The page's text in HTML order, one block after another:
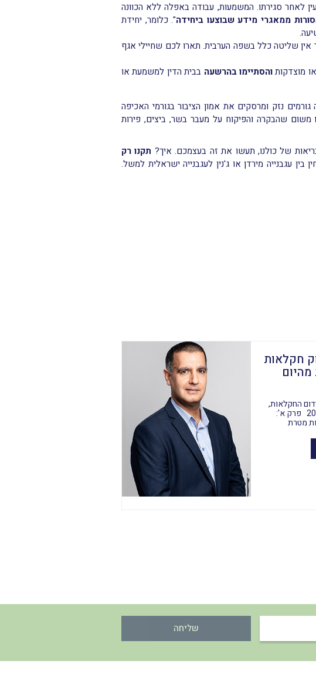
לאחר סגירתו. המשמעות, עבודה באפלה ללא הכוונה
ממאגרי מידע שבוצעו ביחידה". כלומר, יחידת
אין שליטה כלל בשפה הערבית. תארו לכם שחיילי אגף
והסתיימו בהרשעה בבית הדין למשמעת או
נזק ומרסקים את אמון הציבור בגורמי האכיפה
משום שהבקרה והפיקוח על מעבר בשר, ביצים, פירות
של כולנו, תעשו את זה בעצמכם. איך? תקנו רק
עגבנייה מירדן או ג'נין לעגבנייה ישראלית למשל.
חקלאות
החקלאות,
התשפ"ו–2026 פרק א':
מטרת
שליחה